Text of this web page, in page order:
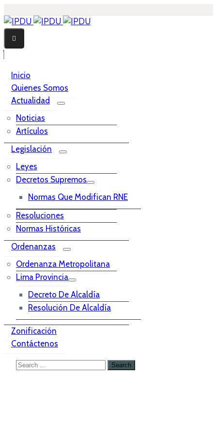
Inicio
Quienes Somos
Actualidad
Noticias
Artículos
Legislación
Leyes
Decretos Supremos
Normas Que Modifican RNE
Resoluciones
Normas Históricas
Ordenanzas
Ordenanza Metropolitana
Lima Provincia
Decreto De Alcaldía
Resolución De Alcaldía
Zonificación
Contáctenos